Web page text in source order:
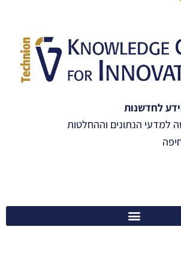
לחדשנות
למדעי הנתונים וההחלטות